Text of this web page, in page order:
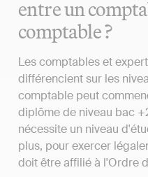
entre un
comptable ?
Les comptables et
différencient sur les
comptable peut
diplôme de niveau bac
nécessite un niveau
plus, pour exercer
doit être affilié à l'Ordre